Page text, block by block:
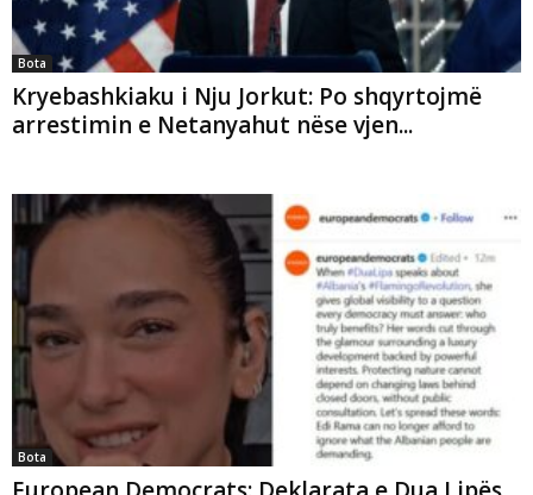
Bota
Kryebashkiaku i Nju Jorkut: Po shqyrtojmë
arrestimin e Netanyahut nëse vjen...
Bota